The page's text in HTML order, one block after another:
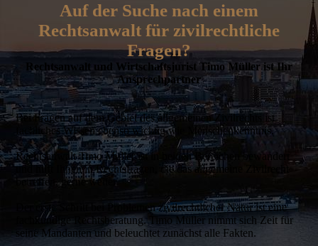
Auf der Suche nach einem
Rechtsanwalt für zivilrechtliche
Fragen?
Rechtsanwalt und Wirtschaftsjurist Timo Müller ist Ihr
Ansprechpartner
Bei Fragen auf dem Gebiet des allgemeinen Zivilrechts ist
fachliches Wissen ebenso wichtig wie Menschenkenntnis.
Rechtsanwalt Timo Müller ist in beiden Bereichen bewandert
und hilft Ihnen in Rechtsfragen, die das allgemeine Zivilrecht
betreffen, gerne weiter.
Der erste Schritt bei Problemen zivilrechtlicher Natur ist eine
fachkundige Rechtsberatung. Timo Müller nimmt sich Zeit für
seine Mandanten und beleuchtet zunächst alle Fakten.